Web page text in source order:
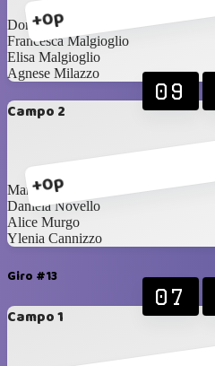
+0p
Dora Astuti
Francesca Malgioglio
Elisa Malgioglio
Agnese Milazzo
Campo 2
+0p
09
Maria Palermo
Daniela Novello
Alice Murgo
Ylenia Cannizzo
Giro #13
Campo 1
07